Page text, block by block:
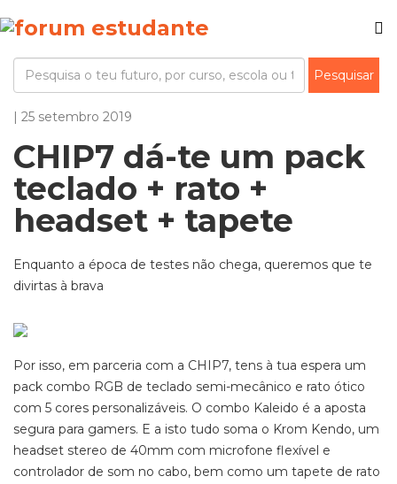
| 25 setembro 2019
CHIP7 dá-te um pack
teclado + rato +
headset + tapete
Enquanto a época de testes não chega, queremos que te
divirtas à brava
Por isso, em parceria com a CHIP7, tens à tua espera um
pack combo RGB de teclado semi-mecânico e rato ótico
com 5 cores personalizáveis. O combo Kaleido é a aposta
segura para gamers. E a isto tudo soma o Krom Kendo, um
headset stereo de 40mm com microfone flexível e
controlador de som no cabo, bem como um tapete de rato